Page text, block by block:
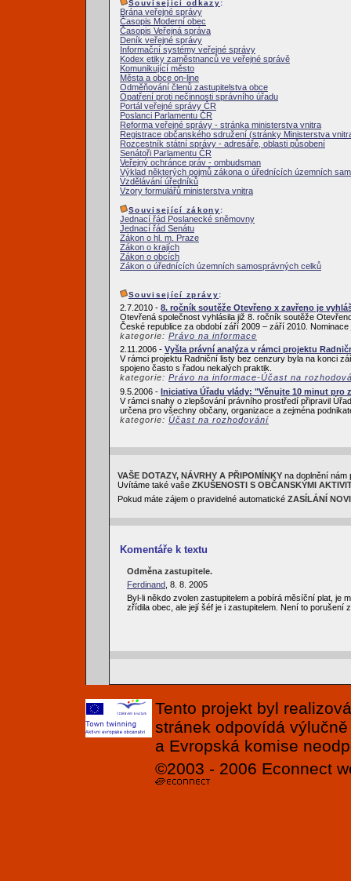
Související odkazy:
Brána veřejné správy
Časopis Moderní obec
Časopis Veřejná správa
Deník veřejné správy
Informační systémy veřejné správy
Kodex etiky zaměstnanců ve veřejné správě
Komunikující město
Města a obce on-line
Odměňování členů zastupitelstva obce
Opatření proti nečinnosti správního úřadu
Portál veřejné správy ČR
Poslanci Parlamentu ČR
Reforma veřejné správy - stránka ministerstva vnitra
Registrace občanského sdružení (stránky Ministerstva
Rozcestník státní správy - adresáře, oblasti působení
Senátoři Parlamentu ČR
Veřejný ochránce práv - ombudsman
Výklad některých pojmů zákona o úřednících územních
Vzdělávání úředníků
Vzory formulářů ministerstva vnitra
Související zákony:
Jednací řád Poslanecké sněmovny
Jednací řád Senátu
Zákon o hl. m. Praze
Zákon o krajích
Zákon o obcích
Zákon o úřednících územních samosprávných celků
Související zprávy:
2.7.2010 - 8. ročník soutěže Otevřeno x zavřeno je
Otevřená společnost vyhlásila již 8. ročník soutěže
České republice za období září 2009 – září 2010.
kategorie: Právo na informace
2.11.2006 - Vyšla právní analýza v rámci projektu
V rámci projektu Radniční listy bez cenzury byla na konci
spojeno často s řadou nekalých praktik.
kategorie: Právo na informace-Účast na
9.5.2006 - Iniciativa Úřadu vlády: "Věnujte 10 minut pro
V rámci snahy o zlepšování právního prostředí připravil
určena pro všechny občany, organizace a zejména
kategorie: Účast na rozhodování
VAŠE DOTAZY, NÁVRHY A PŘIPOMÍNKY na doplnění
Uvítáme také vaše ZKUŠENOSTI S OBČANSKÝMI
Pokud máte zájem o pravidelné automatické ZASÍLÁNÍ
Komentáře k textu
Odměna zastupitele.
Ferdinand, 8. 8. 2005
Byl-li někdo zvolen zastupitelem a pobírá měsíční plat, je
zřídila obec, ale její šéf je i zastupitelem. Není to
Tento projekt byl
stránek odpovídá
a Evropská komise
©2003 - 2006 Econnect